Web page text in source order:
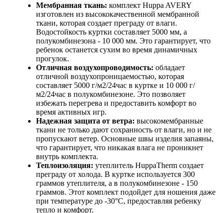
Мембранная ткань: комплект Huppa AVERY
изготовлен из высококачественной мембранной
ткани, которая создает преграду от влаги.
Водостойкость куртки составляет 5000 мм, а
полукомбинезона - 10 000 мм. Это гарантирует, что
ребенок останется сухим во время динамичных
прогулок.
Отличная воздухопроводимость: обладает
отличной воздухопроницаемостью, которая
составляет 5000 г/м2/24час в куртке и 10 000 г/
м2/24час в полукомбинезоне. Это позволяет
избежать перегрева и предоставить комфорт во
время активных игр.
Надежная защита от ветра: высокомембранные
ткани не только дают сохранность от влаги, но и не
пропускают ветер. Основные швы изделия запаяны,
что гарантирует, что никакая влага не проникнет
внутрь комплекта.
Теплоизоляция: утеплитель HuppaTherm создает
преграду от холода. В куртке используется 300
граммов утеплителя, а в полукомбинезоне - 150
граммов. Этот комплект подойдет для ношения даже
при температуре до -30°C, предоставляя ребенку
тепло и комфорт.